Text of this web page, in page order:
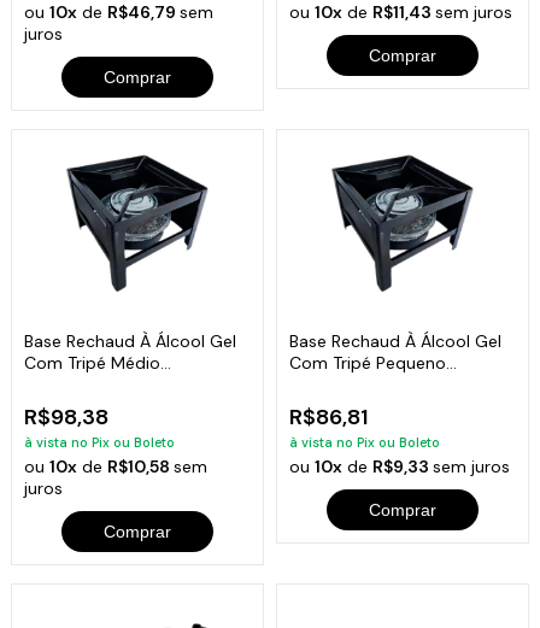
ou10x de R$46,79sem
juros
Comprar
ou 10xde R$11,43 sem juros
Comprar
Base Rechaud À Álcool Gel
Com Tripé Médio
R$98,38
à vista no Pix ou Boleto
ou10x de R$10,58sem
juros
Comprar
Base Rechaud À Álcool Gel
Com Tripé Pequeno
R$86,81
à vista no Pix ou Boleto
ou 10xde R$9,33 sem juros
Comprar